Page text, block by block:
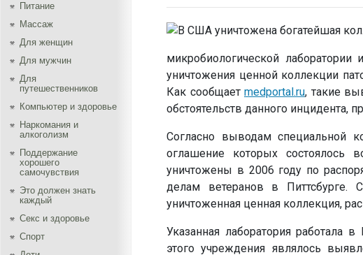
Питание
Массаж
Для женщин
Для мужчин
Для
путешественников
Компьютер и здоровье
Наркомания и
алкоголизм
Поддержание
хорошего
самочувствия
Это должен знать
каждый
Секс и здоровье
Спорт
микробиологической
уничтожения ценной коллекции
Как сообщает medportal.ru, такие
обстоятельств данного инцидента,
Согласно выводам специальной
оглашение которых состоялось
уничтожены в 2006 году по
делам ветеранов в Питтсбурге.
уничтоженная ценная коллекция,
Указанная лаборатория работала
этого учреждения являлось